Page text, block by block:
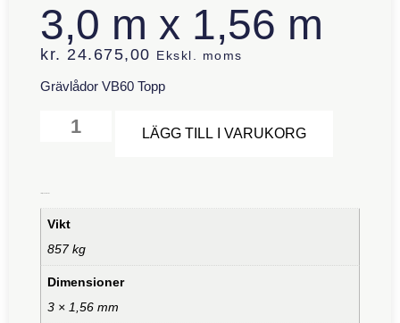
3,0 m x 1,56 m
kr. 24.675,00 Ekskl. moms
Grävlådor VB60 Topp
LÄGG TILL I VARUKORG
Vikt
857 kg
Dimensioner
3 × 1,56 mm